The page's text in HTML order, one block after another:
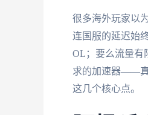
很多海外玩家以
连国服的延迟始
OL；要么流量有
求的加速器——真
这几个核心点。